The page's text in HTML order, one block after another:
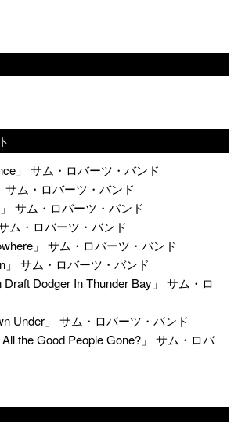
」 サム・ロバーツ・バンド
サム・ロバーツ・バンド
サム・ロバーツ・バンド
ム・ロバーツ・バンド
」 サム・ロバーツ・バンド
」 サム・ロバーツ・バンド
Draft Dodger In Thunder Bay」 サム・ロ
Under」 サム・ロバーツ・バンド
All the Good People Gone?」 サム・ロバ